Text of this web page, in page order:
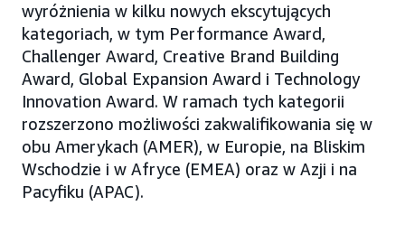
wyróżnienia w kilku nowych ekscytujących
kategoriach, w tym Performance Award,
Challenger Award, Creative Brand Building
Award, Global Expansion Award i Technology
Innovation Award. W ramach tych kategorii
rozszerzono możliwości zakwalifikowania się w
obu Amerykach (AMER), w Europie, na Bliskim
Wschodzie i w Afryce (EMEA) oraz w Azji i na
Pacyfiku (APAC).